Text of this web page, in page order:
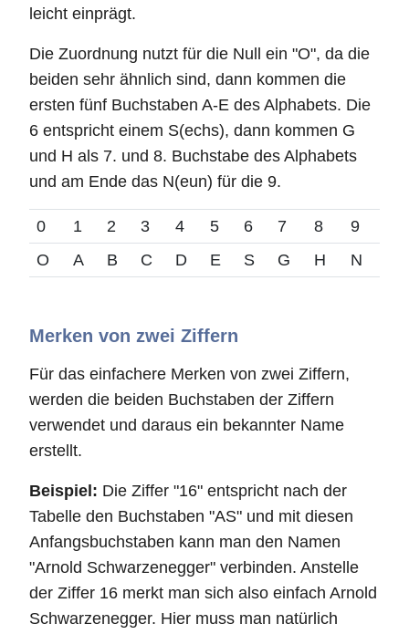
leicht einprägt.
Die Zuordnung nutzt für die Null ein "O", da die
beiden sehr ähnlich sind, dann kommen die
ersten fünf Buchstaben A-E des Alphabets. Die
6 entspricht einem S(echs), dann kommen G
und H als 7. und 8. Buchstabe des Alphabets
und am Ende das N(eun) für die 9.
0 1 2 3 4 5 6 7 8
9
O
A B C D E S G H N
Merken von zwei Ziffern
Für das einfachere Merken von zwei Ziffern,
werden die beiden Buchstaben der Ziffern
verwendet und daraus ein bekannter Name
erstellt.
Beispiel: Die Ziffer "16" entspricht nach der
Tabelle den Buchstaben "AS" und mit diesen
Anfangsbuchstaben kann man den Namen
"Arnold Schwarzenegger" verbinden. Anstelle
der Ziffer 16 merkt man sich also einfach Arnold
Schwarzenegger. Hier muss man natürlich